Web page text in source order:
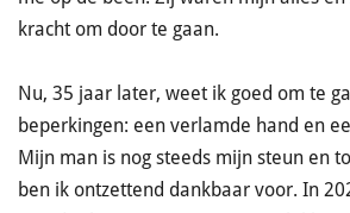
kracht om door te gaan.
Nu, 35 jaar later, weet ik goed om te
beperkingen: een verlamde hand en
Mijn man is nog steeds mijn steun en
ben ik ontzettend dankbaar voor. In